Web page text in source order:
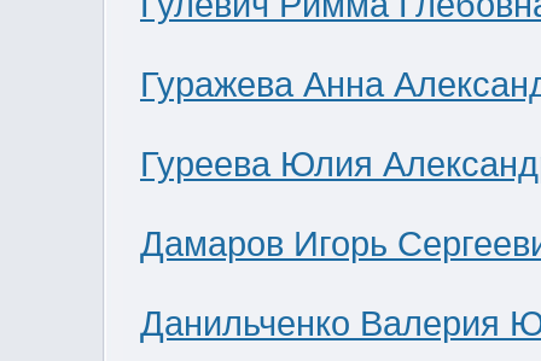
Гуражева Анна
Гуреева Юлия
Дамаров Игорь
Данильченко Валерия